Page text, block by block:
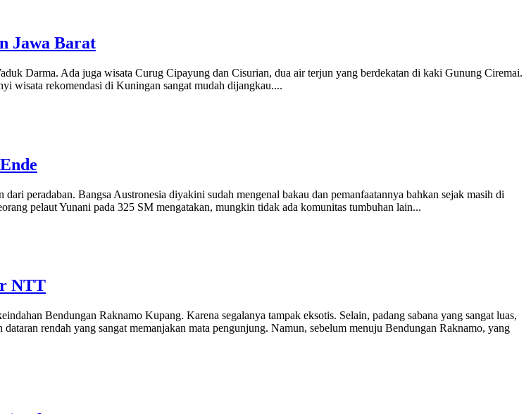
Jawa Barat
Darma. Ada juga wisata Curug Cipayung dan Cisurian, dua air terjun yang berdekatan di kaki Gunung Ciremai.
wisata rekomendasi di Kuningan sangat mudah dijangkau....
peradaban. Bangsa Austronesia diyakini sudah mengenal bakau dan pemanfaatannya bahkan sejak masih di
pelaut Yunani pada 325 SM mengatakan, mungkin tidak ada komunitas tumbuhan lain...
NTT
Bendungan Raknamo Kupang. Karena segalanya tampak eksotis. Selain, padang sabana yang sangat luas,
rendah yang sangat memanjakan mata pengunjung. Namun, sebelum menuju Bendungan Raknamo, yang